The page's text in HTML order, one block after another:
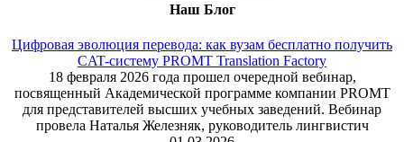
Наш Блог
Цифровая эволюция перевода: как вузам бесплатно получить
CAT-систему PROMT Translation Factory
18 февраля 2026 года прошел очередной вебинар,
посвященный Академической программе компании PROMT
для представителей высших учебных заведений. Вебинар
провела Наталья Железняк, руководитель лингвистич